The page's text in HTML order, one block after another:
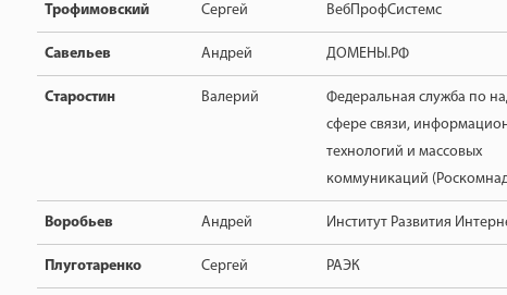
Трофимовский Сергей ВебПрофСистемс
Савельев Андрей ДОМЕНЫ.РФ
Старостин Валерий
Федеральная служба по
сфере связи,
технологий и массовых
коммуникаций
Воробьев Андрей Институт Развития
Плуготаренко Сергей РАЭК